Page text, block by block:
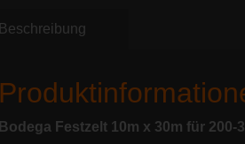
Beschreibung
Bodega Festzelt 10m x 30m für